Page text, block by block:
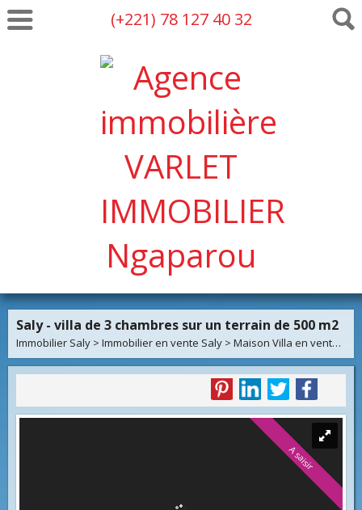
(+221) 78 127 40 32
Saly - villa de 3 chambres sur un terrain de 500 m2
Immobilier Saly > Immobilier en vente Saly > Maison Villa en vente Saly
A saisir